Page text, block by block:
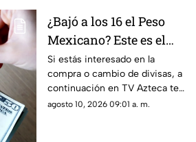
¿Bajó a los 16 el Peso
Mexicano? Este es el
precio del dólar en
Aguascalientes hoy 10
de agosto de 2026
Si estás interesado en la
compra o cambio de divisas, a
continuación en TV Azteca te
informamos cuál es el precio
agosto 10, 2026 09:01 a. m.